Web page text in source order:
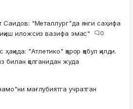
Саидов: "Металлург"да янги саҳифа
иложсиз вазифа эмас"
0
"Атлетико" қарор қабул қилди.
билан қолганидан жуда
мағлубиятга учратган